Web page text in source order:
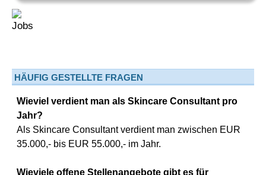
HÄUFIG GESTELLTE FRAGEN
Wieviel verdient man als Skincare Consultant pro
Jahr?
Als Skincare Consultant verdient man zwischen EUR
35.000,- bis EUR 55.000,- im Jahr.
Wieviele offene Stellenangebote gibt es für